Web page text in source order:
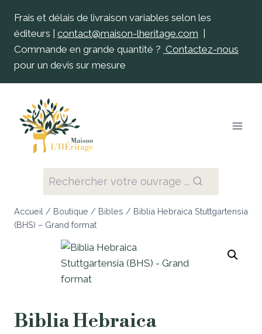
Frais et délais de livraison variables selon les
éditeurs | contact@maison-lheritage.com
Commande en grande quantité ? Contactez-nous
pour un devis sur mesure
Rechercher votre ouvrage ...
Accueil / Boutique / Bibles / Biblia Hebraica Stuttgartensia
(BHS) – Grand format
Biblia Hebraica